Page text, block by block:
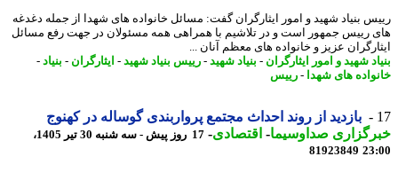
بنیاد شهید و امور ایثارگران گفت: مسائل خانواده های شهدا از جمله دغدغه
رییس جمهور است و در تلاشیم با همراهی همه مسئولان در جهت رفع مسائل
عزیز و خانواده های معظم آنان ...
شهید و امور ایثارگران- بنیاد شهید-رییس بنیاد شهید-ایثارگران- بنیاد -
های شهدا-رییس
بازدید از روند احداث مجتمع پرواربندی گوساله در کهنوج
صداوسیما-اقتصادی-
17 روز پیش - سه شنبه 30 تیر 1405،
81923849